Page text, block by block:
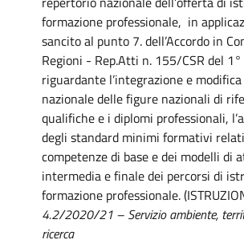
formazione professionale, in
sancito al punto 7. dell’Accordo in
Regioni - Rep.Atti n. 155/CSR del
riguardante l’integrazione e
nazionale delle figure nazionali di
qualifiche e i diplomi professionali,
degli standard minimi formativi
competenze di base e dei modelli di
intermedia e finale dei percorsi di
formazione professionale.
4.2/2020/21 – Servizio ambiente,
ricerca